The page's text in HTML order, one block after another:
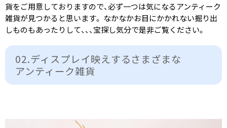
貨をご用意しておりますので、必ず一つは気になるアンティーク
雑貨が見つかると思います。 なかなかお目にかかれない掘り出
しものもあったりして、、、宝探し気分で是非ご覧ください。
02.ディスプレイ映えするさまざまな​
アンティーク雑貨